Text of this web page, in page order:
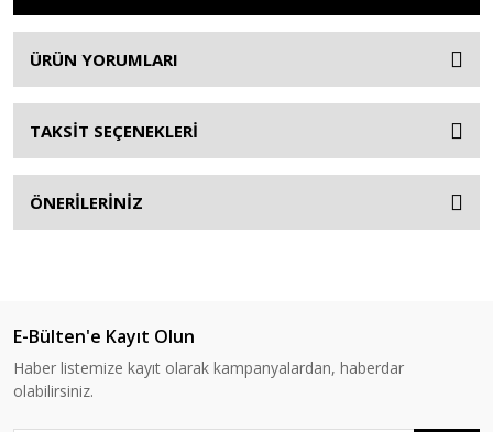
ÜRÜN YORUMLARI
TAKSİT SEÇENEKLERİ
ÖNERİLERİNİZ
E-Bülten'e Kayıt Olun
Haber listemize kayıt olarak kampanyalardan, haberdar
olabilirsiniz.